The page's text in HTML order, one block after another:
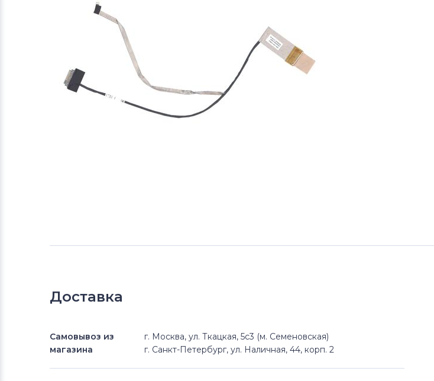
Доставка
Самовывоз из
магазина
г. Москва, ул. Ткацкая, 5с3 (м. Семеновская)
г. Санкт-Петербург, ул. Наличная, 44, корп. 2